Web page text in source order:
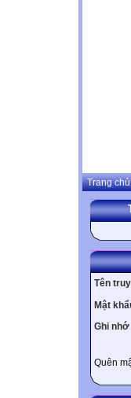
Trang chủ
Tên
Mật
Ghi nhớ
Quên